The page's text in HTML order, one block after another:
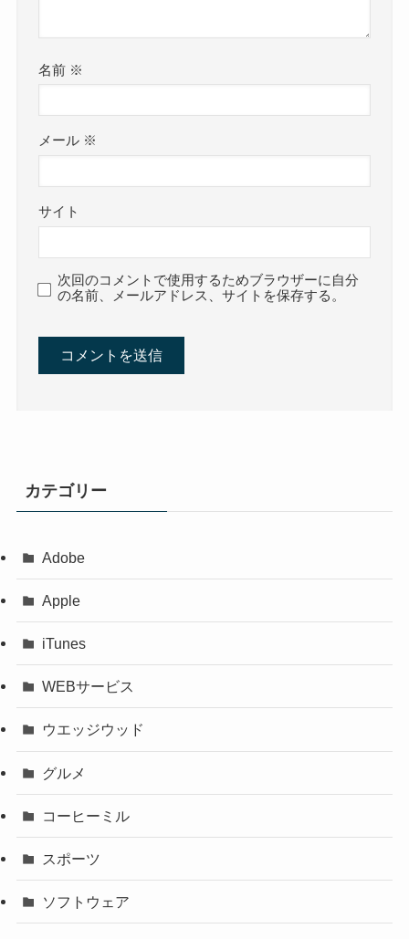
名前 ※
メール ※
サイト
次回のコメントで使用するためブラウザーに自分
の名前、メールアドレス、サイトを保存する。
カテゴリー
Adobe
Apple
iTunes
WEBサービス
ウエッジウッド
グルメ
コーヒーミル
スポーツ
ソフトウェア